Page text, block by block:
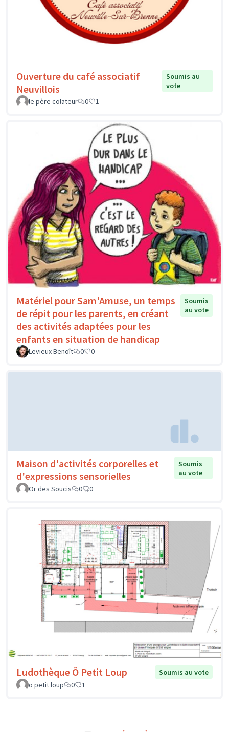
Ouverture du café associatif
Neuvillois
Soumis au
vote
le père colateur
0 1
Matériel pour Sam'Amuse, un temps
de répit pour les parents, en créant
des activités adaptées pour les
enfants en situation de handicap
Soumis
au vote
Levieux Benoît 0 0
Maison d'activités corporelles et
d'expressions sensorielles
Soumis
au vote
Or des Soucis
0 0
Ludothèque Ô Petit Loup
Soumis au vote
o petit loup
0 1